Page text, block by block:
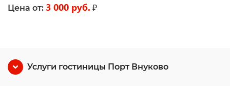
Цена от: 3 000 руб. ₽
Услуги гостиницы Порт Внуково